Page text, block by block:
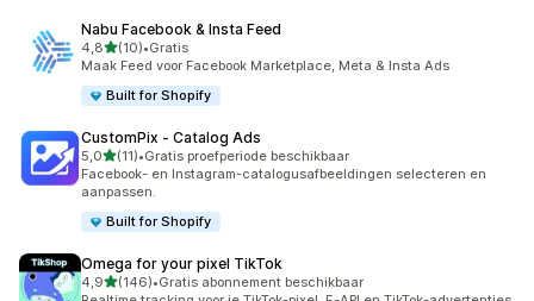
Nabu Facebook & Insta Feed
4,8van 5 sterren
(10)
10 recensies in totaal
•Gratis
Maak Feed voor Facebook Marketplace, Meta & Insta Ads
Built for Shopify
CustomPix ‑ Catalog Ads
5,0van 5 sterren
(11)
11 recensies in totaal
•Gratis proefperiode beschikbaar
Facebook- en Instagram-catalogusafbeeldingen selecteren en
aanpassen.
Built for Shopify
Omega for your pixel TikTok
4,9van 5 sterren
(146)
146 recensies in totaal
•Gratis abonnement beschikbaar